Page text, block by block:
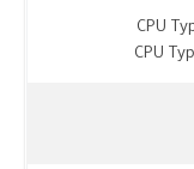
CPU
CPU